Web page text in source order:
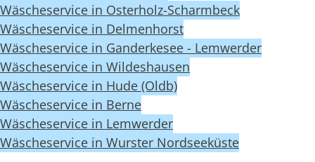
Wäscheservice in Osterholz-Scharmbeck
Wäscheservice in Delmenhorst
Wäscheservice in Ganderkesee - Lemwerder
Wäscheservice in Wildeshausen
Wäscheservice in Hude (Oldb)
Wäscheservice in Berne
Wäscheservice in Lemwerder
Wäscheservice in Wurster Nordseeküste